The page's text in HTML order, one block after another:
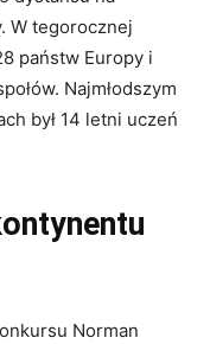
W tegorocznej
państw Europy i
Najmłodszym
był 14 letni uczeń
Norman